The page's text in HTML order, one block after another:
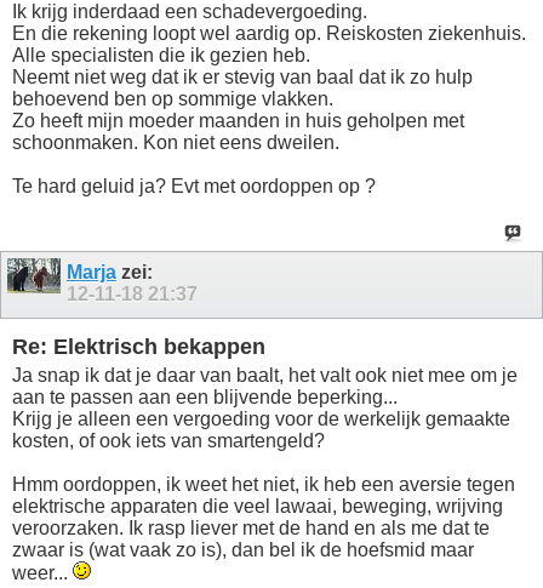
Ik krijg inderdaad een schadevergoeding.
En die rekening loopt wel aardig op. Reiskosten ziekenhuis.
Alle specialisten die ik gezien heb.
Neemt niet weg dat ik er stevig van baal dat ik zo hulp
behoevend ben op sommige vlakken.
Zo heeft mijn moeder maanden in huis geholpen met
schoonmaken. Kon niet eens dweilen.
Te hard geluid ja? Evt met oordoppen op ?
Marja zei:
12-11-18 21:37
Re: Elektrisch bekappen
Ja snap ik dat je daar van baalt, het valt ook niet mee om je
aan te passen aan een blijvende beperking...
Krijg je alleen een vergoeding voor de werkelijk gemaakte
kosten, of ook iets van smartengeld?
Hmm oordoppen, ik weet het niet, ik heb een aversie tegen
elektrische apparaten die veel lawaai, beweging, wrijving
veroorzaken. Ik rasp liever met de hand en als me dat te
zwaar is (wat vaak zo is), dan bel ik de hoefsmid maar
weer...